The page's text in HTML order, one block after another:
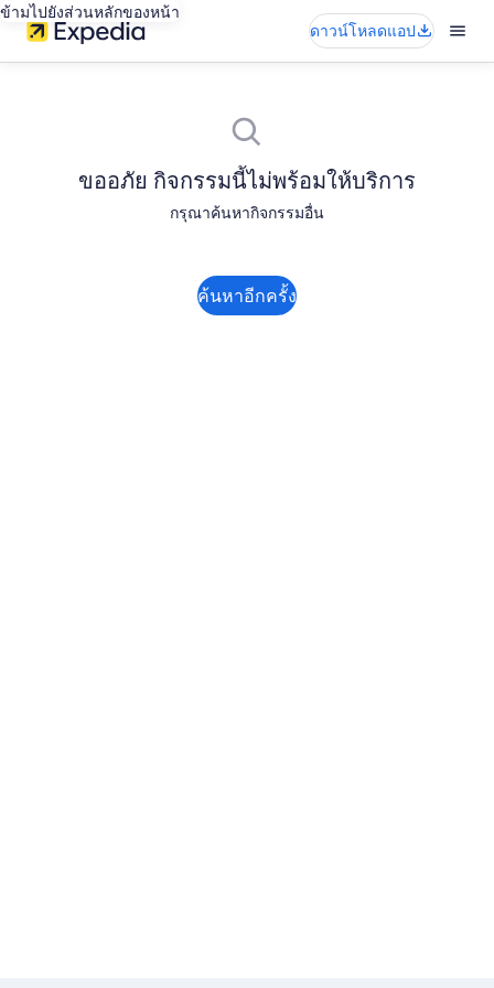
ข้ามไปยังส่วนหลักของหน้า
ดาวน์โหลดแอป
ขออภัย กิจกรรมนี้ไม่พร้อมให้บริการ
กรุณาค้นหากิจกรรมอื่น
ค้นหาอีกครั้ง